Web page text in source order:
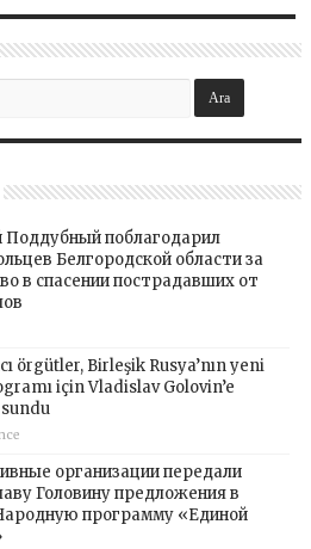
Поддубный поблагодарил
Белгородской области за
в спасении пострадавших от
örgütler, Birleşik Rusya’nın yeni
için Vladislav Golovin’e
организации передали
Головину предложения в
программу «Единой